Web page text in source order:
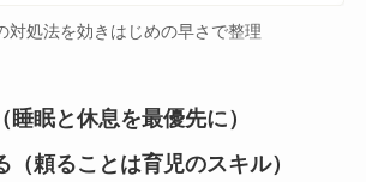
対処法を効きはじめの早さで整理
睡眠と休息を最優先に）
（頼ることは育児のスキル）